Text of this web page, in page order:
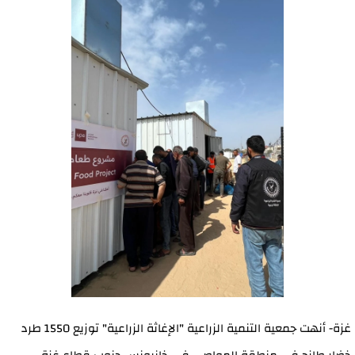
غزة- أنهت جمعية التنمية الزراعية "الإغاثة الزراعية" توزيع 1550 طرد